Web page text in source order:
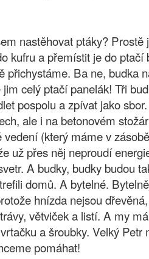
nastěhovat ptáky? Prostě
kufru a přemístit je do ptačí
přichystáme. Ba ne, budka
celý ptačí panelák! Tři
pospolu a zpívat jako
ale i na betonovém
vedení (který máme v
už přes něj neproudí
A budky, budky budou
domů. A bytelné.
hnízda nejsou
větviček a listí. A my
a šroubky. Velký Petr
pomáhat!